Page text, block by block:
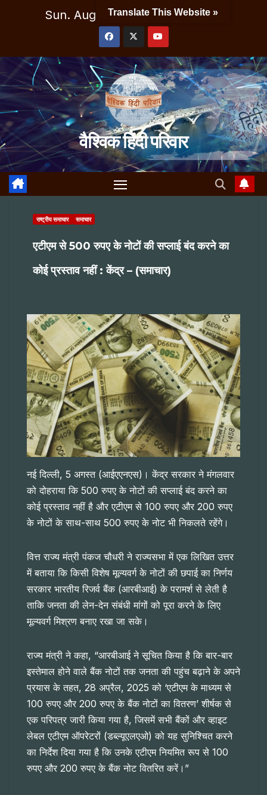
Sun. Aug 9th, 2026 7:29:03 AM
वैश्विक हिंदी परिवार
राष्ट्रीय समाचार समाचार
एटीएम से 500 रुपए के नोटों की सप्लाई बंद करने का
कोई प्रस्ताव नहीं : केंद्र – (समाचार)
नई दिल्ली, 5 अगस्त (आईएएनएस)। केंद्र सरकार ने मंगलवार
को दोहराया कि 500 रुपए के नोटों की सप्लाई बंद करने का
कोई प्रस्ताव नहीं है और एटीएम से 100 रुपए और 200 रुपए
के नोटों के साथ-साथ 500 रुपए के नोट भी निकलते रहेंगे।
वित्त राज्य मंत्री पंकज चौधरी ने राज्यसभा में एक लिखित उत्तर
में बताया कि किसी विशेष मूल्यवर्ग के नोटों की छपाई का निर्णय
सरकार भारतीय रिजर्व बैंक (आरबीआई) के परामर्श से लेती है
ताकि जनता की लेन-देन संबंधी मांगों को पूरा करने के लिए
मूल्यवर्ग मिश्रण बनाए रखा जा सके।
राज्य मंत्री ने कहा, “आरबीआई ने सूचित किया है कि बार-बार
इस्तेमाल होने वाले बैंक नोटों तक जनता की पहुंच बढ़ाने के अपने
प्रयास के तहत, 28 अप्रैल, 2025 को ‘एटीएम के माध्यम से
100 रुपए और 200 रुपए के बैंक नोटों का वितरण’ शीर्षक से
एक परिपत्र जारी किया गया है, जिसमें सभी बैंकों और व्हाइट
लेबल एटीएम ऑपरेटरों (डब्ल्यूएलएओ) को यह सुनिश्चित करने
का निर्देश दिया गया है कि उनके एटीएम नियमित रूप से 100
रुपए और 200 रुपए के बैंक नोट वितरित करें।”
Translate This Website »